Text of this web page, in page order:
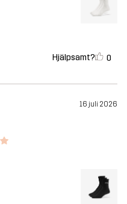
Hjälpsamt? 0
16 juli 2026